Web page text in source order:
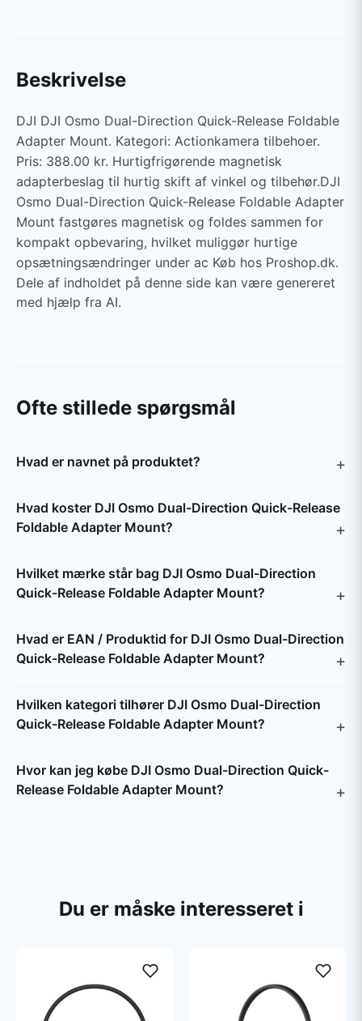
Beskrivelse
DJI DJI Osmo Dual-Direction Quick-Release Foldable
Adapter Mount. Kategori: Actionkamera tilbehoer.
Pris: 388.00 kr. Hurtigfrigørende magnetisk
adapterbeslag til hurtig skift af vinkel og tilbehør.DJI
Osmo Dual-Direction Quick-Release Foldable Adapter
Mount fastgøres magnetisk og foldes sammen for
kompakt opbevaring, hvilket muliggør hurtige
opsætningsændringer under ac Køb hos Proshop.dk.
Dele af indholdet på denne side kan være genereret
med hjælp fra AI.
Ofte stillede spørgsmål
Hvad er navnet på produktet?
Hvad koster DJI Osmo Dual-Direction Quick-Release
Foldable Adapter Mount?
Hvilket mærke står bag DJI Osmo Dual-Direction
Quick-Release Foldable Adapter Mount?
Hvad er EAN / Produktid for DJI Osmo Dual-Direction
Quick-Release Foldable Adapter Mount?
Hvilken kategori tilhører DJI Osmo Dual-Direction
Quick-Release Foldable Adapter Mount?
Hvor kan jeg købe DJI Osmo Dual-Direction Quick-
Release Foldable Adapter Mount?
Du er måske interesseret i